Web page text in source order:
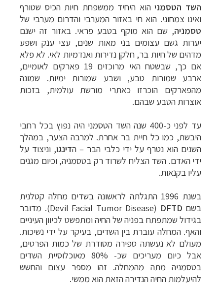
השד הטסמניהוא היחיד ממשפחת חיות הכיס שטורף
ואינו צמחוני. הוא חי באזור המערבי והדרום מערבי של
טסמניה, שם הוא מוקף בטבע פראי. באזור זה ישנם
יערות גשם עצומים בני מאות שנים, עצי ענק ושפע
מדהים של חיות בר, חלקן נדירות ואנדמיות לאי. לא פלא
אם כך, שבשטח האי מרוכזים 19 פארקים לאומיים,
ארבע שמורות טבע, ושבע שמורות ימיות. שמונה
מהפארקים הוכרזו כאתרי מורשת עולמית, בזכות
אוצרות הטבע שבהם.
עד לפני כ-400 שנה השד הטסמני היה נפוץ בכל רחבי
היבשת, כמו כל חיית בר אחרת. למרבה הצער, במהלך
השנים הוא נטרף על ידי כלבי הבר – הדינגו, וניצוד על
ידי האדם. השד הצליח לשרוד רק בטסמניה, וכיום מגנים
עליו בקנאות.
בשנת 1996 התגלתה לראשונה בשדים מחלה קטלנית
בשם DFTD
Devil Facial Tumor Disease)). מדובר
בגידול שמתפתח בפניה של החיה ומתפשט לכיוון העיניים
והאף. המחלה עוברת בין השדים, בעיקר על ידי נשיכות.
מעולם לא נעשתה ספירה מסודרת של כמות הפרטים,
אבל כיום מעריכים שכ- 80% מאוכלוסיית השדים
בטסמניה מתה מהמחלה. זהו מספר עצום והחשש
להיעלמות החיה הנדירה הזאת הוא ממשי.